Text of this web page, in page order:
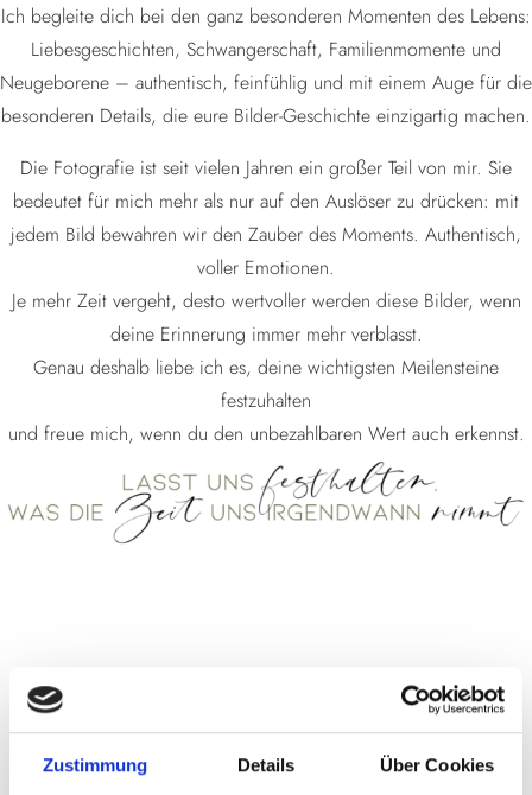
Zustimmung Details Über Cookies
Ich begleite dich bei den ganz besonderen Momenten des Lebens:
Liebesgeschichten, Schwangerschaft, Familienmomente und
Neugeborene – authentisch, feinfühlig und mit einem Auge für die
besonderen Details, die eure Bilder-Geschichte einzigartig machen.
Die Fotografie ist seit vielen Jahren ein großer Teil von mir. Sie
bedeutet für mich mehr als nur auf den Auslöser zu drücken: mit
jedem Bild bewahren wir den Zauber des Moments. Authentisch,
voller Emotionen.
Je mehr Zeit vergeht, desto wertvoller werden diese Bilder, wenn
deine Erinnerung immer mehr verblasst.
Genau deshalb liebe ich es, deine wichtigsten Meilensteine
festzuhalten
und freue mich, wenn du den unbezahlbaren Wert auch erkennst.